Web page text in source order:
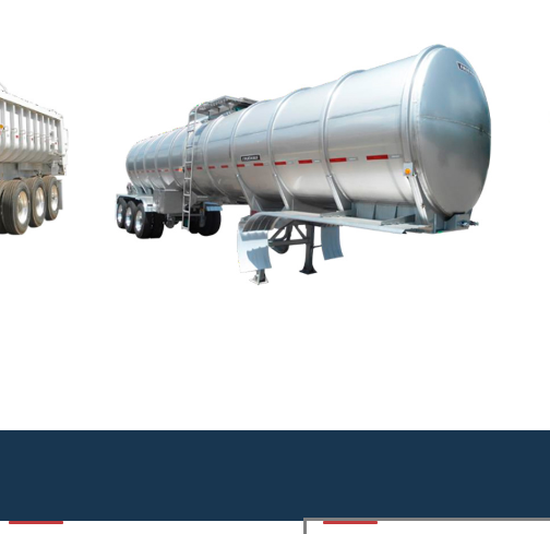
desde
TANQUE
CILÍNDRICO
El tanque FRUEHAUF se puede fabricar de
acuerdo a sus necesidades utilizando una gran
variedad de opciones como lo son: acero al
carbón, acero inoxidable, con forro, etc.